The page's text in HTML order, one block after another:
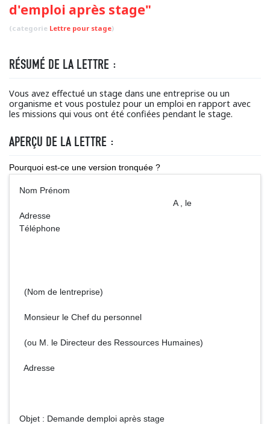
d'emploi après stage"
(categorie Lettre pour stage)
RÉSUMÉ DE LA LETTRE :
Vous avez effectué un stage dans une entreprise ou un
organisme et vous postulez pour un emploi en rapport avec
les missions qui vous ont été confiées pendant le stage.
APERÇU DE LA LETTRE :
Pourquoi est-ce une version tronquée ?
Nom Prénom
A , le
Adresse
Téléphone
(Nom de lentreprise)
Monsieur le Chef du personnel
(ou M. le Directeur des Ressources Humaines)
Adresse
Objet : Demande demploi après stage